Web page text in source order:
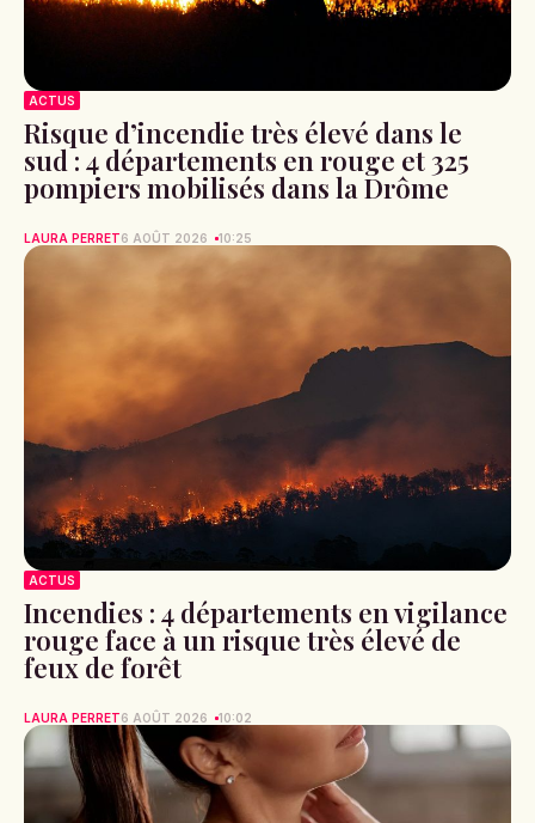
ACTUS
Risque d’incendie très élevé dans le
sud : 4 départements en rouge et 325
pompiers mobilisés dans la Drôme
LAURA PERRET6 AOÛT 2026 10:25
ACTUS
Incendies : 4 départements en vigilance
rouge face à un risque très élevé de
feux de forêt
LAURA PERRET6 AOÛT 2026 10:02